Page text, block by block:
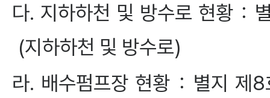
다. 지하하천 및 방수로 현황：
(지하하천 및 방수로)
라. 배수펌프장 현황：별지 제8